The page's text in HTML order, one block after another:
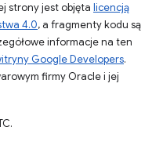
strony jest objęta licencją
4.0, a fragmenty kodu są
informacje na ten
Google Developers.
firmy Oracle i jej